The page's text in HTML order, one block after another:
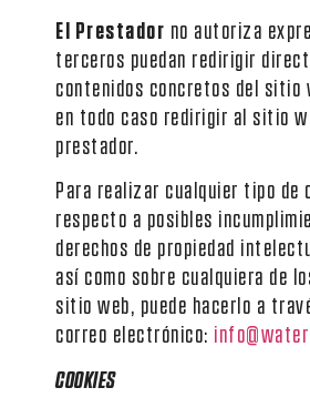
El Prestador no autoriza
terceros puedan redirigir
contenidos concretos del sitio
en todo caso redirigir al sitio
prestador.
Para realizar cualquier tipo de
respecto a posibles
derechos de propiedad
así como sobre cualquiera de
sitio web, puede hacerlo a
correo electrónico:
COOKIES